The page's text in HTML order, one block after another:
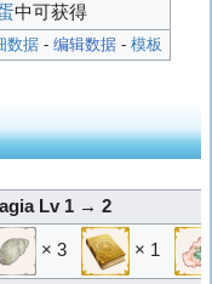
中可获得
数据 -编辑数据 -模板
Lv 1 → 2
× 3 × 1